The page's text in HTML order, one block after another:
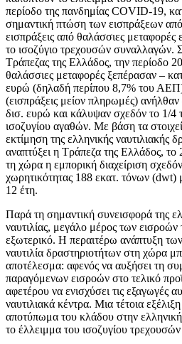
περίοδο της πανδημίας COVID-19,
σημαντική πτώση των εισπράξεων από
εισπράξεις από θαλάσσιες
το ισοζύγιο τρεχουσών συναλλαγών.
Τράπεζας της Ελλάδος, την περίοδο
θαλάσσιες μεταφορές ξεπέρασαν –
ευρώ (δηλαδή περίπου 8,7% του
(εισπράξεις μείον πληρωμές)
δισ. ευρώ και κάλυψαν σχεδόν το 1/4
ισοζυγίου αγαθών. Με βάση τα
εκτίμηση της ελληνικής ναυτιλιακής
αναπτύξει η Τράπεζα της Ελλάδος,
τη χώρα η εμπορική διαχείριση
χωρητικότητας 188 εκατ. τόνων (dwt)
12 έτη.
Παρά τη σημαντική συνεισφορά της
ναυτιλίας, μεγάλο μέρος των εισροών
εξωτερικό. Η περαιτέρω ανάπτυξη
ναυτιλία δραστηριοτήτων στη χώρα
αποτέλεσμα: αφενός να αυξήσει τη
παραγόμενων εισροών στο τελικό
αφετέρου να ενισχύσει τις εξαγωγές
ναυτιλιακά κέντρα. Μια τέτοια
αποτύπωμα του κλάδου στην ελληνική
το έλλειμμα του ισοζυγίου